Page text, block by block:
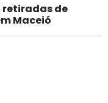
retiradas de
Maceió